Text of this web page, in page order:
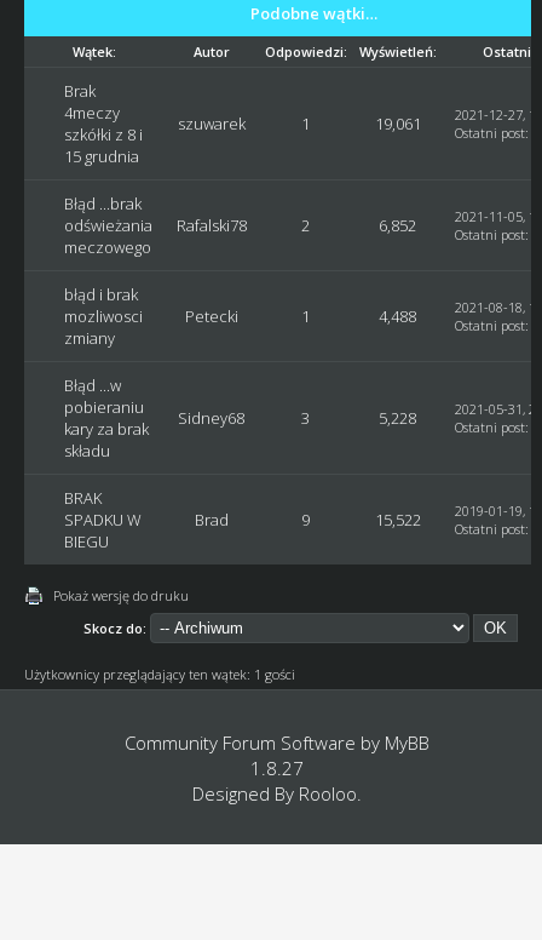
Podobne wątki…
Wątek: Autor Odpowiedzi: Wyświetleń: Ostatni
Brak
4meczy
szkółki z 8 i
15 grudnia
szuwarek 1 19,061
2021-12-27,
Ostatni post:
Błąd ...brak
odświeżania
meczowego
Rafalski78 2 6,852
2021-11-05,
Ostatni post:
błąd i brak
mozliwosci
zmiany
Petecki 1 4,488
2021-08-18,
Ostatni post:
Błąd ...w
pobieraniu
kary za brak
składu
Sidney68 3 5,228
2021-05-31,
Ostatni post:
BRAK
SPADKU W
BIEGU
Brad 9 15,522
2019-01-19,
Ostatni post:
Pokaż wersję do druku
Skocz do:
Użytkownicy przeglądający ten wątek: 1 gości
Community Forum Software by MyBB
1.8.27
Designed By Rooloo